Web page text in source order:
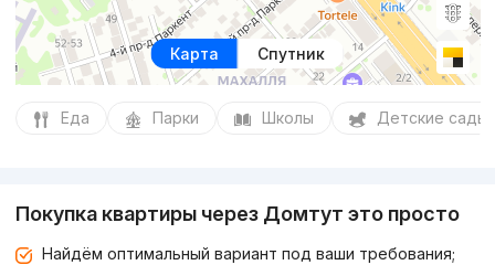
Карта Спутник
Еда Парки Школы Детские сады
Покупка квартиры через Домтут это просто
Найдём оптимальный вариант под ваши требования;